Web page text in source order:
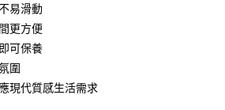
份有限公司」（以下簡稱本公司）所提供，讓
購買商品或服務，並由商店將買賣／分期付款
依約使用本公司帳單繳交帳款。
你分期」之契約關係目的，商店將以您的個人
單所需資料之確認、核對及更正。
以下連結：
易滑動
更方便
可保養
圍
現代質感生活需求